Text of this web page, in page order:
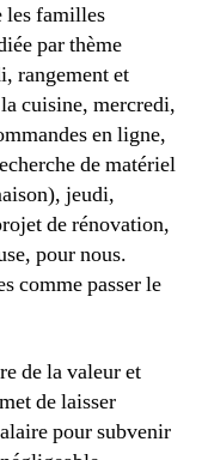
les familles
par thème
rangement et
cuisine, mercredi,
en ligne,
de matériel
jeudi,
de rénovation,
pour nous.
comme passer le
de la valeur et
de laisser
pour subvenir